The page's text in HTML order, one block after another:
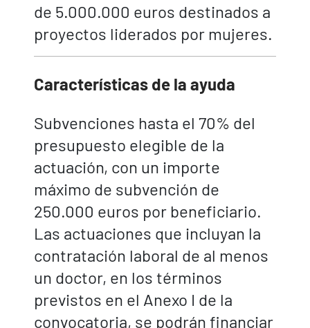
de 5.000.000 euros destinados a
proyectos liderados por mujeres.
Características de la ayuda
Subvenciones hasta el 70% del
presupuesto elegible de la
actuación, con un importe
máximo de subvención de
250.000 euros por beneficiario.
Las actuaciones que incluyan la
contratación laboral de al menos
un doctor, en los términos
previstos en el Anexo I de la
convocatoria, se podrán financiar